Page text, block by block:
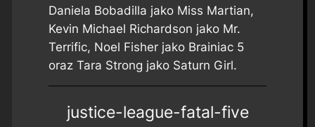
Daniela Bobadilla jako Miss Martian,
Kevin Michael Richardson jako Mr.
Terrific, Noel Fisher jako Brainiac 5
oraz Tara Strong jako Saturn Girl.
justice-league-fatal-five